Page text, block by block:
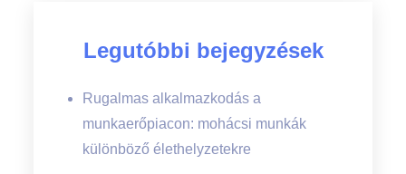
Legutóbbi bejegyzések
Rugalmas alkalmazkodás a
munkaerőpiacon: mohácsi munkák
különböző élethelyzetekre